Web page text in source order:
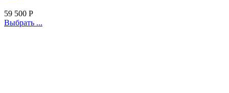
59 500 Р
Выбрать ...